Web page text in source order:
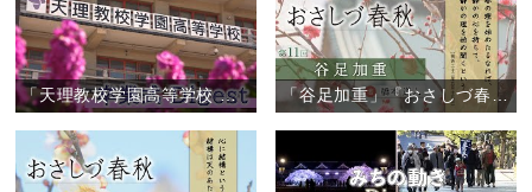
「天理教校学園高等学校 卒業式」 「谷足加重」『おさしづ春秋』（11）